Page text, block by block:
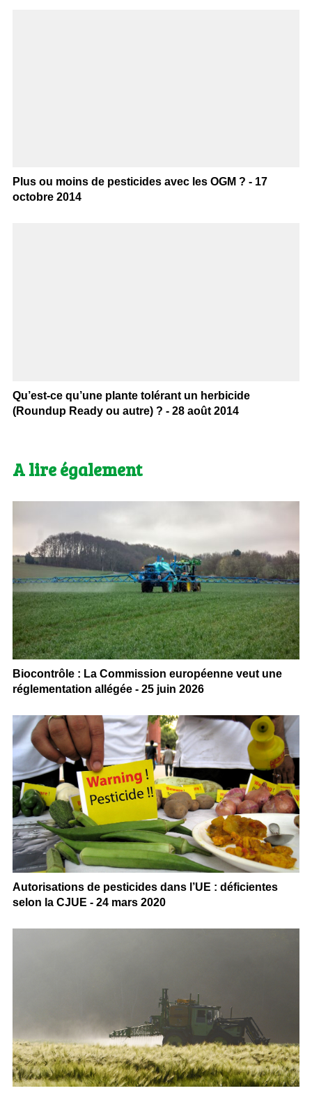
Plus ou moins de pesticides avec les OGM ? - 17
octobre 2014
Qu’est-ce qu’une plante tolérant un herbicide
(Roundup Ready ou autre) ? - 28 août 2014
A lire également
Biocontrôle : La Commission européenne veut une
réglementation allégée - 25 juin 2026
Autorisations de pesticides dans l’UE : déficientes
selon la CJUE - 24 mars 2020